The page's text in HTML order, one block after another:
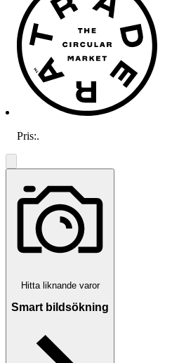
Pris:.
Hitta liknande varor
Smart bildsökning